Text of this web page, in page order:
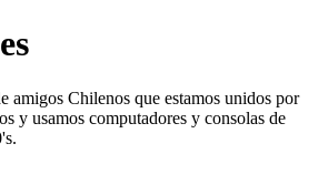
amigos Chilenos que estamos unidos por
y usamos computadores y consolas de